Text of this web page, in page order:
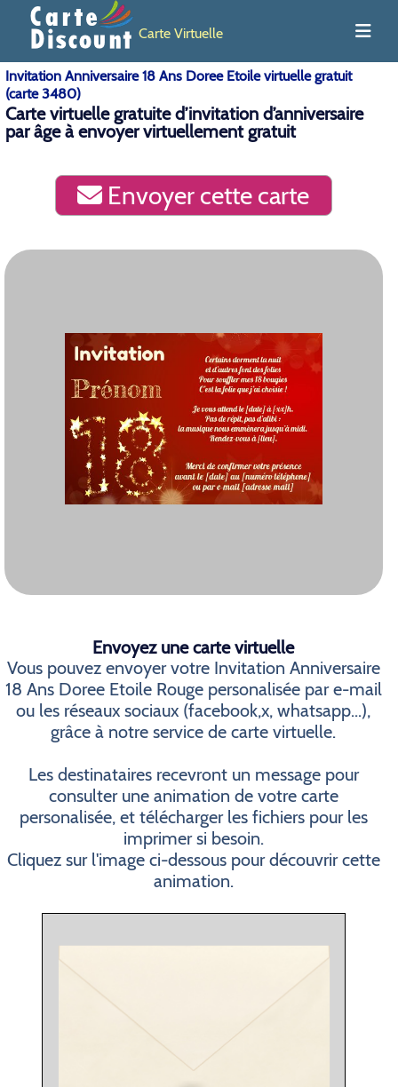
Carte Virtuelle
Invitation Anniversaire 18 Ans Doree Etoile virtuelle gratuit
(carte 3480)
Carte virtuelle gratuite d’invitation d’anniversaire
par âge à envoyer virtuellement gratuit
Envoyer cette carte
Envoyez une carte virtuelle
Vous pouvez envoyer votre Invitation Anniversaire
18 Ans Doree Etoile Rouge personalisée par e-mail
ou les réseaux sociaux (facebook,x, whatsapp...),
grâce à notre service de carte virtuelle.
Les destinataires recevront un message pour
consulter une animation de votre carte
personalisée, et télécharger les fichiers pour les
imprimer si besoin.
Cliquez sur l'image ci-dessous pour découvrir cette
animation.